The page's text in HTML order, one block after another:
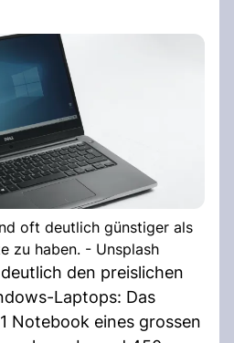
oft deutlich günstiger als
zu haben. - Unsplash
den preislichen
Laptops: Das
Notebook eines grossen